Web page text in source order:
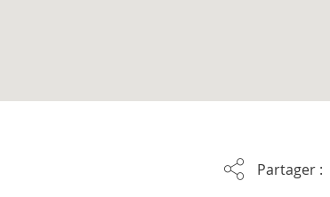
Partager :